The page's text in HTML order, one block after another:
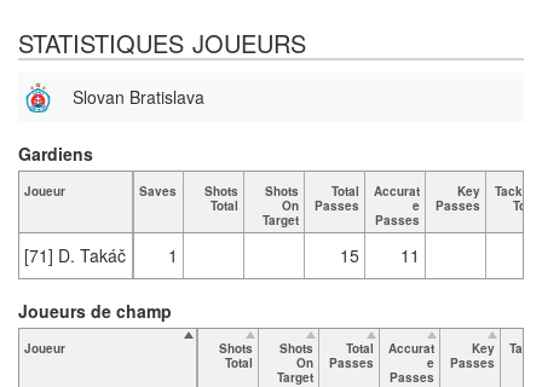
STATISTIQUES JOUEURS
Slovan Bratislava
Joueur Saves
Shots
Total
Shots
On
Target
Total
Passes
Accurat
e
Passes
Key
Passes
Tackles
Total
[71] D. Takáč 1 15 11
Gardiens
Joueur
Shots
Total
Shots
On
Target
Total
Passes
Accurat
e
Passes
Key
Passes
Joueurs de champ